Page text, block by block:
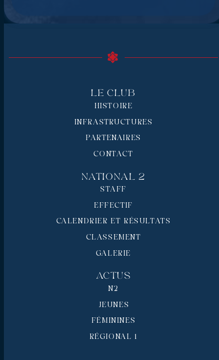
Le Club
HISTOIRE
INFRASTRUCTURES
PARTENAIRES
CONTACT
National 2
STAFF
EFFECTIF
CALENDRIER ET RÉSULTATS
CLASSEMENT
GALERIE
Actus
N2
JEUNES
FÉMININES
RÉGIONAL 1